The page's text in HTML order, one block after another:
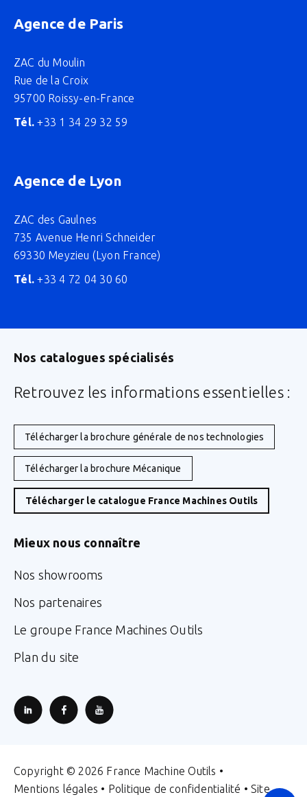
Agence de Paris
ZAC du Moulin
Rue de la Croix
95700 Roissy-en-France
Tél. +33 1 34 29 32 59
Agence de Lyon
ZAC des Gaulnes
735 Avenue Henri Schneider
69330 Meyzieu (Lyon France)
Tél. +33 4 72 04 30 60
Nos catalogues spécialisés
Retrouvez les informations essentielles :
Télécharger la brochure générale de nos technologies
Télécharger la brochure Mécanique
Télécharger le catalogue France Machines Outils
Mieux nous connaître
Nos showrooms
Nos partenaires
Le groupe France Machines Outils
Plan du site
Copyright © 2026 France Machine Outils •
Mentions légales • Politique de confidentialité • Site